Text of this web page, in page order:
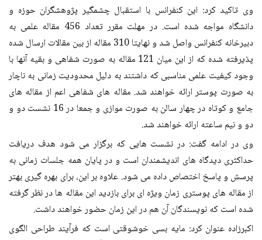
وی تاکید کرد: این کنفرانس با استقبال چشمگیر پژوهشگران حوزه و
دانشگاه مواجه شده است. در مهلت مقرر تعداد 456 مقاله علمی به
دبیرخانه کنفرانس واصل شد و نهایتا 310 مقاله از بین مقالات ارسال شده
پذیرفته شده که از این میان 121 مقاله به صورت شفاهی و بقیه آنها با
وجود کیفیت علمی مناسبی که داشتند به دلیل محدودیت زمانی به ناچار
به صورت پوستر ارائه خواهند شد. مقاله های شفاهی اعم از مقاله های
جامع و کوتاه در چهار سالن به صورت موازی و جمعا در 16 نشست دو و
دو و نیم ساعته ارائه خواهند شد.
وی در ادامه گفت: در نشست هایی که برگزار می شود هدف دریافت
حداکثری دیدگاه های اندیشمندان است و در پایان همه جلسات زمانی به
پرسش و پاسخ اختصاص داده می شود. علاوه بر این، برای بهره گیری بهتر
از مقاله های پوستری زمان ویژه ای برای بازدید این مقاله ها در نظر گرفته
شده است که نویسندگان آن هم در این زمان حضور خواهند داشت.
اکبرزاده عنوان کرد: مایه بسی خوشوقتی است که فرآیند طراحی الگوی